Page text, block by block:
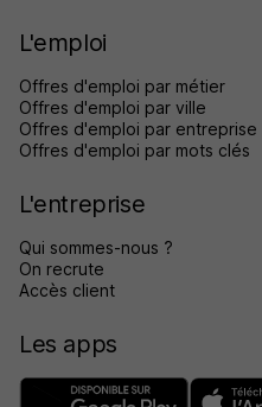
L'emploi
Offres d'emploi par métier
Offres d'emploi par ville
Offres d'emploi par entreprise
Offres d'emploi par mots clés
L'entreprise
Qui sommes-nous ?
On recrute
Accès client
Les apps